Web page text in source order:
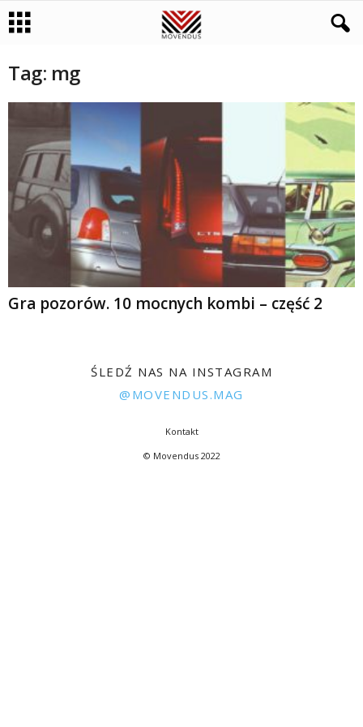
Tag: mg
Gra pozorów. 10 mocnych kombi – część 2
ŚLEDŹ NAS NA INSTAGRAM
@MOVENDUS.MAG
Kontakt
© Movendus 2022